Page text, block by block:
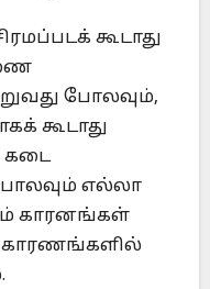
கூடாது
போலவும்,
கூடாது
கடை
எல்லா
காரனங்கள்
காரணங்களில்